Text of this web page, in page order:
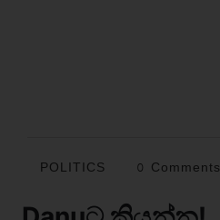
POLITICS 0 Comments